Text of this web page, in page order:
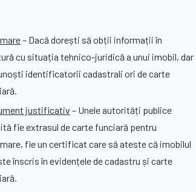
– Dacă dorești să obții informații în
cu situația tehnico-juridică a unui imobil, dar
identificatorii cadastrali ori de carte
justificativ – Unele autorități publice
fie extrasul de carte funciară pentru
fie un certificat care să ateste că imobilul
înscris în evidențele de cadastru și carte